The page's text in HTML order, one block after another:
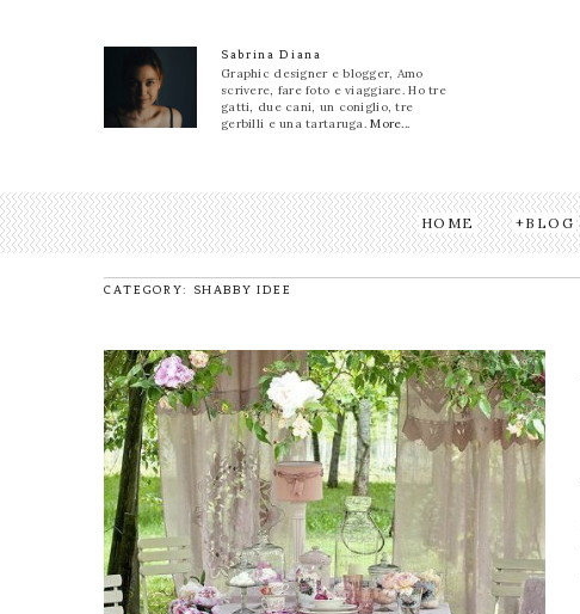
Sabrina Diana
Graphic designer e blogger, Amo
scrivere, fare foto e viaggiare. Ho tre
gatti, due cani, un coniglio, tre
gerbilli e una tartaruga.More...
HOME BLOG
CATEGORY: SHABBY IDEE